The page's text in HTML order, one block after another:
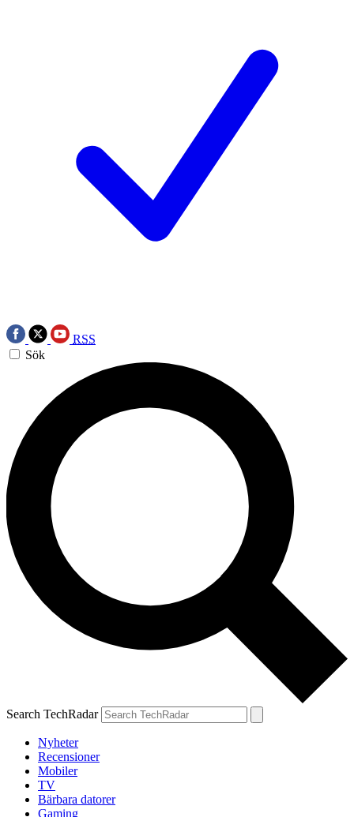
RSS
Sök
Search TechRadar
Nyheter
Recensioner
Mobiler
TV
Bärbara datorer
Gaming